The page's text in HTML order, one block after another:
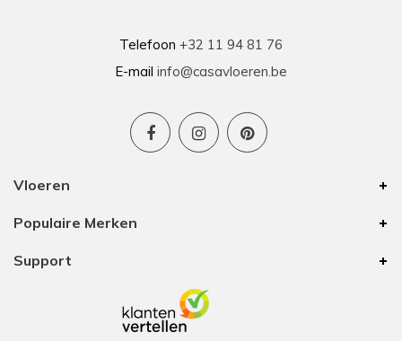
Telefoon +32 11 94 81 76
E-mail info@casavloeren.be
Vloeren
Populaire Merken
Support